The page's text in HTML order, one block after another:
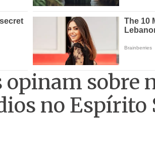
opinam sobre
no Espírito